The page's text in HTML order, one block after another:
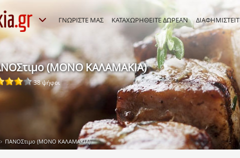
ΓΝΩΡΙΣΤΕ ΜΑΣ ΚΑΤΑΧΩΡΗΘΕΙΤΕ ΔΩΡΕΑΝ
(ΜΟΝΟ ΚΑΛΑΜΑΚΙΑ)
38 ψήφοι
ΠΑΝΟΣτιμο (ΜΟΝΟ ΚΑΛΑΜΑΚΙΑ)